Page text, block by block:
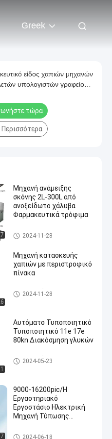
Greek
είδος χαπιών μηχανών
υπολογιστών γραφείου
τώρα
Μηχανή ανάμειξης
σκόνης 2L-300L από
ανοξείδωτο χάλυβα
Φαρμακευτικά τρόφιμα
Μηχανή πιέσεως δισκίων
2024-11-28
Μηχανή κατασκευής
χαπιών με περιστροφικό
πίνακα
Μηχανή πιέσεως δισκίων
2024-11-28
Αυτόματο Τυποποιητικό
Τυποποιητικό 11e 17e
80kn Διακόσμηση γλυκών
Μηχανή πιέσεως δισκίων
2024-05-23
9000-16200pic/H
Εργαστηριακό
Εργοστάσιο Ηλεκτρική
Μηχανή Τύπωσης
Μηχανή πιέσεως δισκίων
2024-06-18